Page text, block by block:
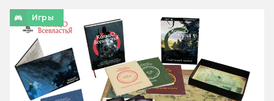
Игры